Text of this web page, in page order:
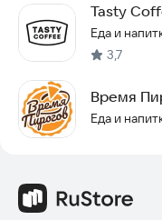
Tasty
Еда и
3,7
Время
Еда и